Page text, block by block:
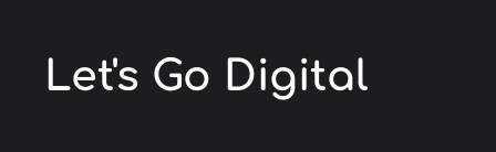
Let's Go Digital